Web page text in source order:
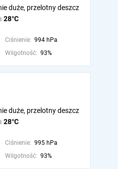
28°C
duże, przelotny deszcz
Ciśnienie: 994 hPa
Wilgotność: 93%
28°C
duże, przelotny deszcz
Ciśnienie: 995 hPa
Wilgotność: 93%